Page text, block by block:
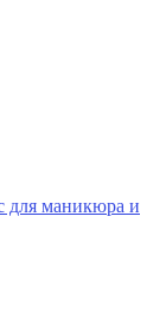
для маникюра и